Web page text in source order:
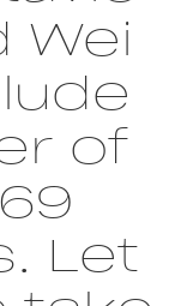
Wei
of
Let